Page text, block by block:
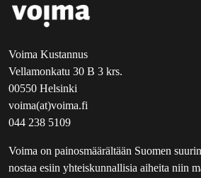
Voima Kustannus
Vellamonkatu 30 B 3 krs.
00550 Helsinki
voima(at)voima.fi
044 238 5109
Voima on painosmäärältään Suomen
nostaa esiin yhteiskunnallisia aiheita niin